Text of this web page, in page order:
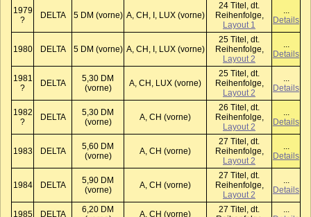
1979
?
DELTA 5 DM (vorne) A, CH, I, LUX (vorne)
24 Titel, dt.
Reihenfolge,
Layout 1
...
Details
1980 DELTA 5 DM (vorne) A, CH, I, LUX (vorne)
25 Titel, dt.
Reihenfolge,
Layout 2
...
Details
1981
?
DELTA
5,30 DM
(vorne)
A, CH, LUX (vorne)
25 Titel, dt.
Reihenfolge,
Layout 2
...
Details
1982
?
DELTA
5,30 DM
(vorne)
A, CH (vorne)
26 Titel, dt.
Reihenfolge,
Layout 2
...
Details
1983 DELTA
5,60 DM
(vorne)
A, CH (vorne)
27 Titel, dt.
Reihenfolge,
Layout 2
...
Details
1984 DELTA
5,90 DM
(vorne)
A, CH (vorne)
27 Titel, dt.
Reihenfolge,
Layout 2
...
Details
1985 DELTA
6,20 DM
A, CH (vorne)
27 Titel, dt.
...